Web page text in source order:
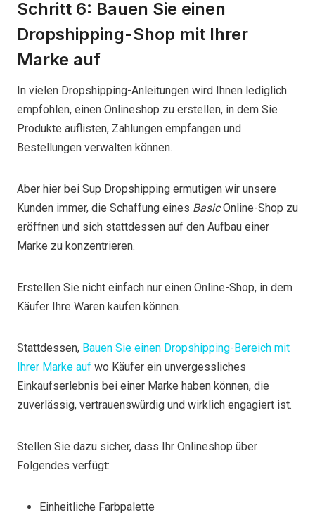
Schritt 6: Bauen Sie einen
Dropshipping-Shop mit Ihrer
Marke auf
In vielen Dropshipping-Anleitungen wird Ihnen lediglich
empfohlen, einen Onlineshop zu erstellen, in dem Sie
Produkte auflisten, Zahlungen empfangen und
Bestellungen verwalten können.
Aber hier bei Sup Dropshipping ermutigen wir unsere
Kunden immer, die Schaffung eines BasicOnline-Shop zu
eröffnen und sich stattdessen auf den Aufbau einer
Marke zu konzentrieren.
Erstellen Sie nicht einfach nur einen Online-Shop, in dem
Käufer Ihre Waren kaufen können.
Stattdessen, Bauen Sie einen Dropshipping-Bereich mit
Ihrer Marke auf wo Käufer ein unvergessliches
Einkaufserlebnis bei einer Marke haben können, die
zuverlässig, vertrauenswürdig und wirklich engagiert ist.
Stellen Sie dazu sicher, dass Ihr Onlineshop über
Folgendes verfügt:
Einheitliche Farbpalette